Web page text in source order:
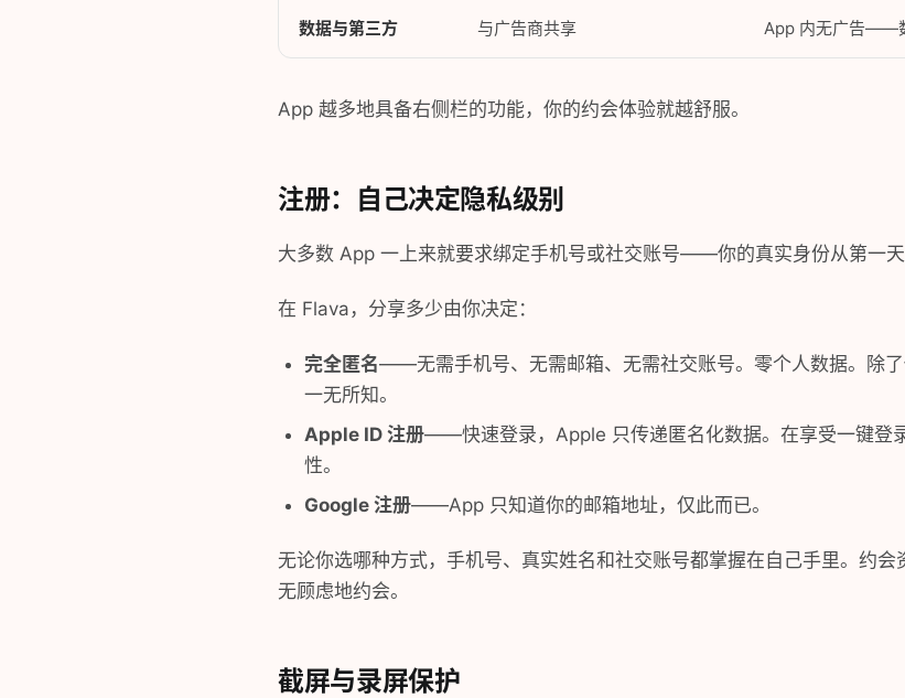
数据与第三方 与广告商共享 App 内无广告——
App 越多地具备右侧栏的功能，你的约会体验就越舒服。
注册：自己决定隐私级别
大多数 App 一上来就要求绑定手机号或社交账号——你的真实身份从第一天
在 Flava，分享多少由你决定：
完全匿名——无需手机号、无需邮箱、无需社交账号。零个人数据。除
一无所知。
Apple ID 注册——快速登录，Apple 只传递匿名化数据。在享受一键登
性。
Google 注册——App 只知道你的邮箱地址，仅此而已。
无论你选哪种方式，手机号、真实姓名和社交账号都掌握在自己手里。约
无顾虑地约会。
截屏与录屏保护